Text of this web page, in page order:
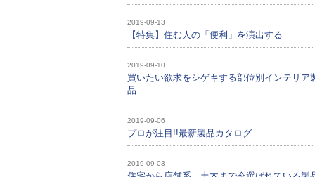
2019-09-13
【特集】住む人の「便利」を演出する
2019-09-10
買いたい欲求をシゲキする部位別インテリア
品
2019-09-06
プロが注目!!最新製品カタログ
2019-09-03